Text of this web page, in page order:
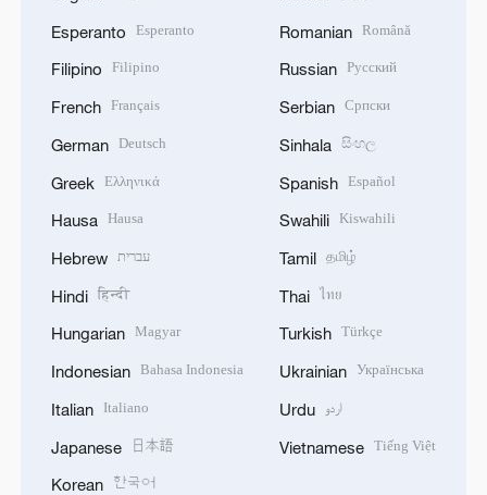
Esperanto Esperanto
Filipino Filipino
French Français
German Deutsch
Greek Ελληνικά
Hausa Hausa
Hebrew עברית
Hindi हिन्दी
Hungarian Magyar
Indonesian Bahasa Indonesia
Italian Italiano
Japanese 日本語
Korean 한국어
Romanian Română
Russian Русский
Serbian Српски
Sinhala සිංහල
Spanish Español
Swahili Kiswahili
Tamil தமிழ்
Thai ไทย
Turkish Türkçe
Ukrainian Українська
Urdu اردو
Vietnamese Tiếng Việt